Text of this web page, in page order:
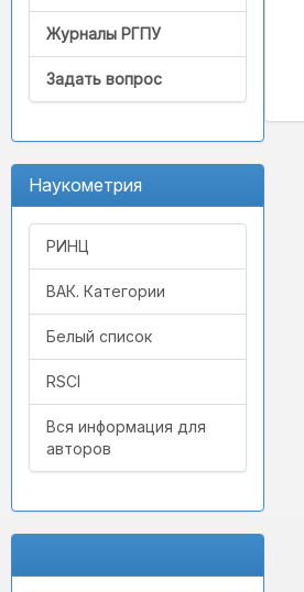
Журналы РГПУ
Задать вопрос
Наукометрия
РИНЦ
ВАК. Категории
Белый список
RSCI
Вся информация для
авторов